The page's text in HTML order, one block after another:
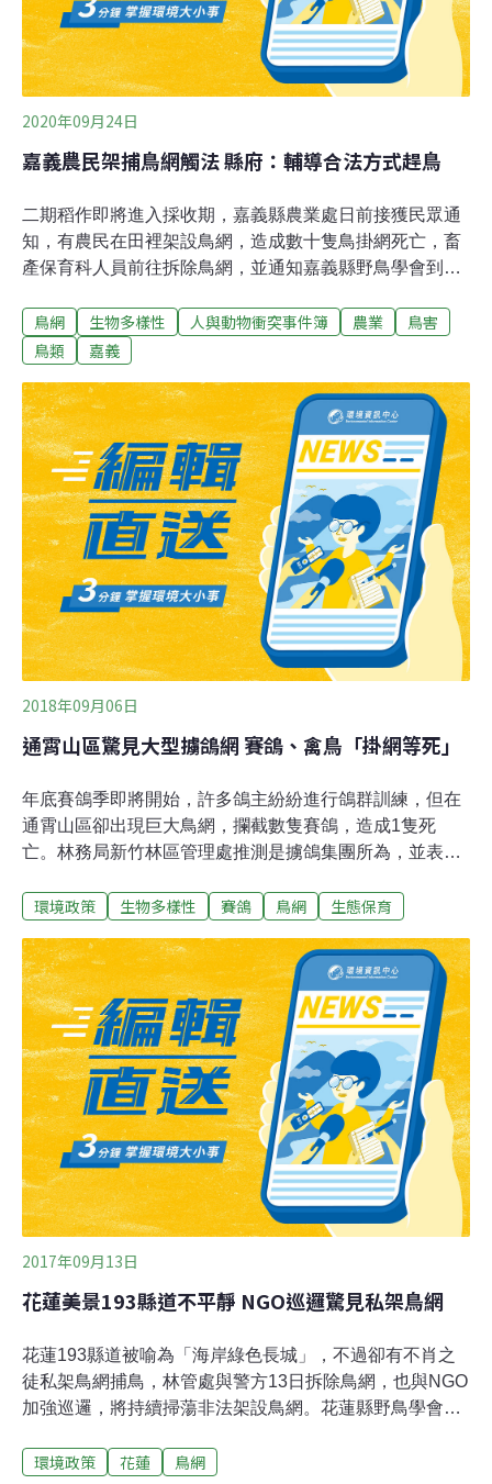
2020年09月24日
嘉義農民架捕鳥網觸法 縣府：輔導合法方式趕鳥
二期稻作即將進入採收期，嘉義縣農業處日前接獲民眾通
知，有農民在田裡架設鳥網，造成數十隻鳥掛網死亡，畜
產保育科人員前往拆除鳥網，並通知嘉義縣野鳥學會到場
他現場瞭解中網死亡共有19隻鳥類與一隻東亞家蝠，鳥種
包括白頭翁、翠鳥、家燕、洋燕、斑文鳥、灰頭椋鳥與麻
許可私自架設鳥網，已觸犯動保法規定，主管機關得逕予
拆除並銷毀網具，農民也可能被處以新台幣6萬元以上30
萬元以下罰鍰。石蕙菱說，由於架網農民為初犯，不知觸
法，僅沒收網具，勸導他不得再犯，並輔導以合法方式趕
鳥。
鳥網 生物多樣性 人與動物衝突事件簿 農業
鳥害
鳥類
嘉義
2018年09月06日
通霄山區驚見大型擄鴿網 賽鴿、禽鳥「掛網等死」
年底賽鴿季即將開始，許多鴿主紛紛進行鴿群訓練，但在
通霄山區卻出現巨大鳥網，攔截數隻賽鴿，造成1隻死
亡。林務局新竹林區管理處推測是擄鴿集團所為，並表示
違法擄鴿網，可向新竹林區管理處通報。林務局新竹林區
林地架設大型鳥網，隨即聯絡警方到場查緝，雖抵達現場
未見擄鴿集團身影，但鳥網上已有七隻賽鴿掛網，經緊急
搶救，發現鴿子全為同一鴿主所有，然其中一隻早已身
亡。管理處表示，日前已是第三次在通霄山區同一地點查
獲鳥網，某次還曾當場緝捕架網嫌犯，管理處強調，目前
已掌握多處架網熱點，除加強巡視外，也將與保安警察合
作強化查緝工作，並呼籲民眾若發現有違法擄鴿網的設
置，可撥打03-5224163向新竹林區管理處通報。
環境政策 生物多樣性 賽鴿 鳥網 生態保育
2017年09月13日
花蓮美景193縣道不平靜 NGO巡邏驚見私架鳥網
花蓮193縣道被喻為「海岸綠色長城」，不過卻有不肖之
徒私架鳥網捕鳥，林管處與警方13日拆除鳥網，也與NGO
加強巡邏，將持續掃蕩非法架設鳥網。花蓮縣野鳥學會理
向地方政府申請架設鳥網，但在193這種私架鳥網行為真
環境政策 花蓮 鳥網